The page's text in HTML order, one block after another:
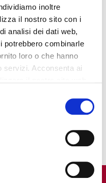
inoltre
il nostro sito con i
analisi dei dati web,
potrebbero combinarle
loro o che hanno
servizi. Acconsenta ai